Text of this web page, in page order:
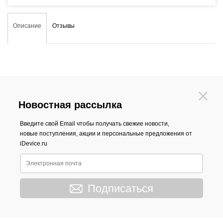
Описание Отзывы
Новостная рассылка
Введите свой Email чтобы получать свежие новости,
новые поступления, акции и персональные предложения от
iDevice.ru
Подписаться